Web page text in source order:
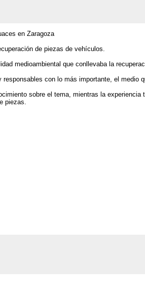
en Zaragoza
de piezas de vehículos.
medioambiental que conllevaba la
con lo más importante, el medio
sobre el tema, mientras la experiencia
piezas.